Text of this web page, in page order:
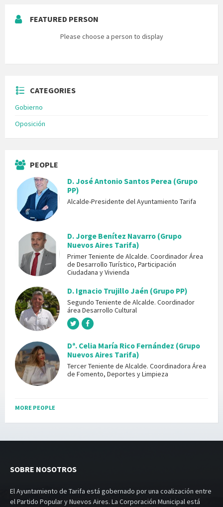
FEATURED PERSON
Please choose a person to display
CATEGORIES
Gobierno
Oposición
PEOPLE
D. José Antonio Santos Perea (Grupo
PP)
Alcalde-Presidente del Ayuntamiento Tarifa
D. Jorge Benítez Navarro (Grupo
Nuevos Aires Tarifa)
Primer Teniente de Alcalde. Coordinador Área
de Desarrollo Turístico, Participación
Ciudadana y Vivienda
D. Ignacio Trujillo Jaén (Grupo PP)
Segundo Teniente de Alcalde. Coordinador
área Desarrollo Cultural
Dª. Celia María Rico Fernández (Grupo
Nuevos Aires Tarifa)
Tercer Teniente de Alcalde. Coordinadora Área
de Fomento, Deportes y Limpieza
MORE PEOPLE
SOBRE NOSOTROS
El Ayuntamiento de Tarifa está gobernado por una coalización entre
el Partido Popular y Nuevos Aires. La Corporación Municipal está